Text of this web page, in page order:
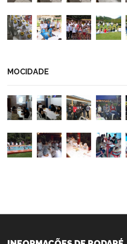
MOCIDADE